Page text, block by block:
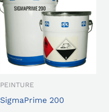
PEINTURE
SigmaPrime 200